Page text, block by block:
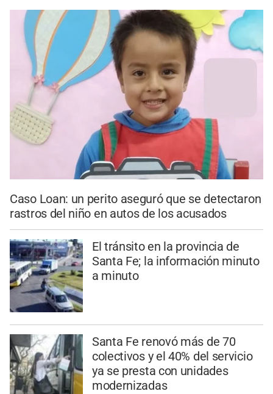
Caso Loan: un perito aseguró que se detectaron
rastros del niño en autos de los acusados
El tránsito en la provincia de
Santa Fe; la información minuto
a minuto
Santa Fe renovó más de 70
colectivos y el 40% del servicio
ya se presta con unidades
modernizadas